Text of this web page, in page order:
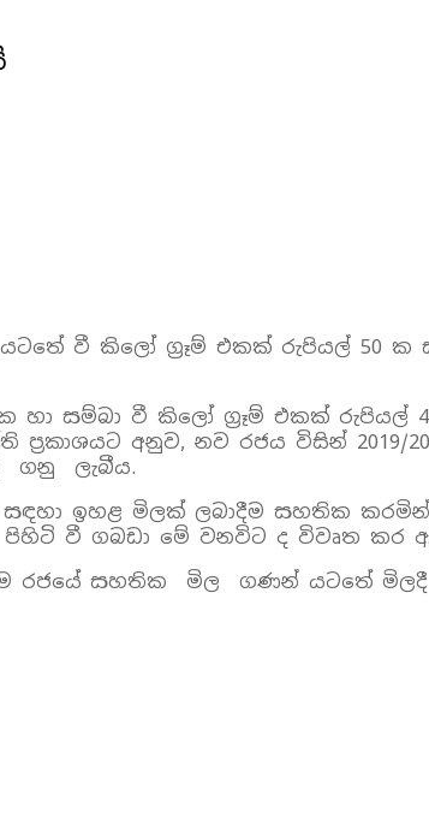
යටතේ වී කිලෝ ග්‍රෑම් එකක් රුපියල්
හා සම්බා වී කිලෝ ග්‍රෑම් එකක්
ප්‍රකාශය‍ට අනුව, නව රජය විසින්
ගනු ලැබීය.
ඉහළ මිලක් ලබාදීම සහතික
වී ගබඩා මේ වනවිට ද විවෘත කර
රජයේ සහතික මිල ගණන් යටතේ මිලදී